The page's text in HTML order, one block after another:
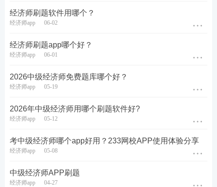
求刷题速度，每道错题对照教材梳理对应知识点，建
中期：完成一轮章节习题后，拆分章节真题练习，区
短板处理：利用专项题库集中练习计算、案例类难
2. 有财会 / 经济相关基础考生（备考周期 2-3 个月）
核心目标：抓重点、补盲区，熟悉命题套路
题，直接使用分章节真题，快速巩固已有知识；
经济师刷题软件用哪个？
经济师app 06-02
经济师刷题app哪个好？
经济师app 06-01
2026中级经济师免费题库哪个好？
经济师app 05-19
2026年中级经济师用哪个刷题软件好?
经济师app 05-12
考中级经济师哪个app好用？233网校APP使用体验分享
经济师app 05-08
中级经济师APP刷题
经济师app 04-27